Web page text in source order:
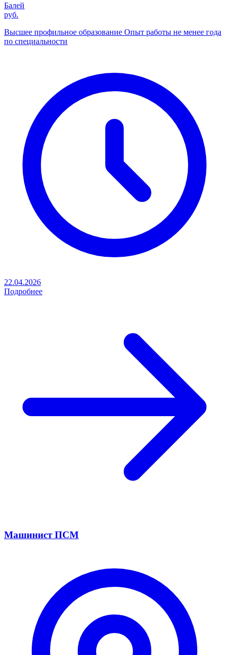
Балей
руб.
Высшее профильное образование Опыт работы не менее года
по специальности
22.04.2026
Подробнее
Машинист ПСМ